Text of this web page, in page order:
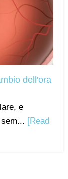
dell'ora
e
[Read